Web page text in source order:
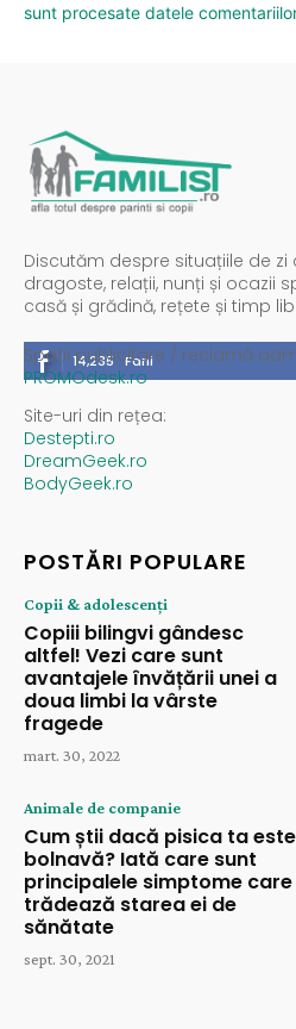
sunt procesate datele
Discutăm despre situațiile de zi
dragoste, relații, nunți și ocazii
casă și grădină, rețete și timp
14,235 Fani
Spații publicitare / reclamă
PROMOdesk.ro
Site-uri din rețea:
Destepti.ro
DreamGeek.ro
BodyGeek.ro
POSTĂRI POPULARE
Copii & adolescenți
Copiii bilingvi gândesc
altfel! Vezi care sunt
avantajele învățării unei a
doua limbi la vârste
fragede
mart. 30, 2022
Animale de companie
Cum știi dacă pisica ta este
bolnavă? Iată care sunt
principalele simptome care
trădează starea ei de
sănătate
sept. 30, 2021